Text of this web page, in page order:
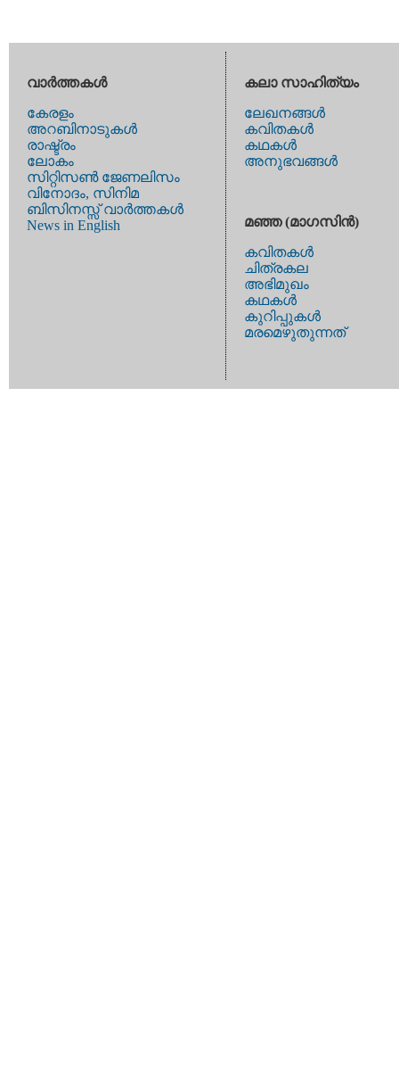
വാര്‍ത്തകള്‍
കേരളം
അറബിനാടുകള്‍
രാഷ്ട്രം
ലോകം
സിറ്റിസണ്‍ ജേണലിസം
വിനോദം, സിനിമ
ബിസിനസ്സ് വാര്‍ത്തകള്‍
News in English
കലാ സാഹിത്യം
ലേഖനങ്ങള്‍
കവിതകള്‍
കഥകള്‍
അനുഭവങ്ങള്‍
മഞ്ഞ (മാഗസിന്‍)
കവിതകള്‍
ചിത്രകല
അഭിമുഖം
കഥകള്‍
കുറിപ്പുകള്‍
മരമെഴുതുന്നത്